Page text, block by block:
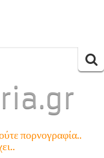
πορνογραφία..